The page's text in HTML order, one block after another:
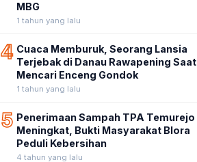
MBG
1 tahun yang lalu
4 Cuaca Memburuk, Seorang Lansia
Terjebak di Danau Rawapening Saat
Mencari Enceng Gondok
1 tahun yang lalu
5 Penerimaan Sampah TPA Temurejo
Meningkat, Bukti Masyarakat Blora
Peduli Kebersihan
4 tahun yang lalu